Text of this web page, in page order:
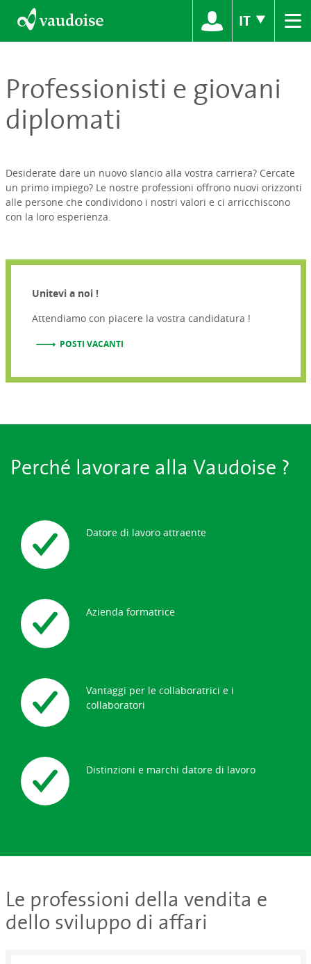
IT ≡
Professionisti e giovani
diplomati
Desiderate dare un nuovo slancio alla vostra carriera? Cercate
un primo impiego? Le nostre professioni offrono nuovi orizzonti
alle persone che condividono i nostri valori e ci arricchiscono
con la loro esperienza.
Unitevi a noi !
Attendiamo con piacere la vostra candidatura !
POSTI VACANTI
Perché lavorare alla Vaudoise ?
Datore di lavoro attraente
Azienda formatrice
Vantaggi per le collaboratrici e i
collaboratori
Distinzioni e marchi datore di lavoro
Le professioni della vendita e
dello sviluppo di affari